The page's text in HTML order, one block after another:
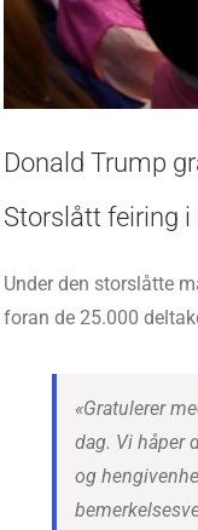
Donald Trump
Storslått feiring i
Under den storslåtte
foran de 25.000
«Gratulerer
dag. Vi håper
og